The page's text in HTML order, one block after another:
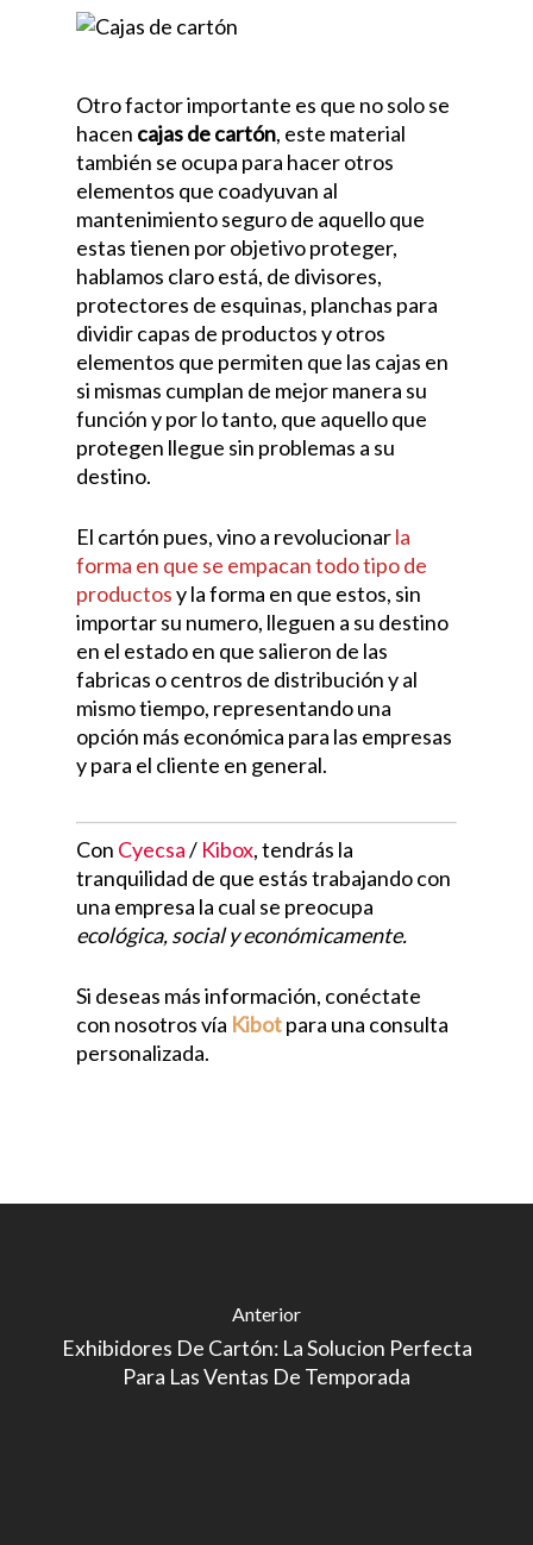
Otro factor importante es que no solo se
hacen cajas de cartón, este material
también se ocupa para hacer otros
elementos que coadyuvan al
mantenimiento seguro de aquello que
estas tienen por objetivo proteger,
hablamos claro está, de divisores,
protectores de esquinas, planchas para
dividir capas de productos y otros
elementos que permiten que las cajas en
si mismas cumplan de mejor manera su
función y por lo tanto, que aquello que
protegen llegue sin problemas a su
destino.
El cartón pues, vino a revolucionarla
forma en que se empacan todo tipo de
productosy la forma en que estos, sin
importar su numero, lleguen a su destino
en el estado en que salieron de las
fabricas o centros de distribución y al
mismo tiempo, representando una
opción más económica para las empresas
y para el cliente en general.
Con Cyecsa/ Kibox, tendrás la
tranquilidad de que estás trabajando con
una empresa la cual se preocupa
ecológica, social y económicamente.
Si deseas más información, conéctate
con nosotros vía Kibotpara una consulta
personalizada.
Anterior
Exhibidores De Cartón: La Solucion Perfecta
Para Las Ventas De Temporada